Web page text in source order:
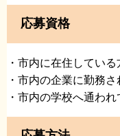
応募資格
・市内に在住している
・市内の企業に勤務
・市内の学校へ通わ